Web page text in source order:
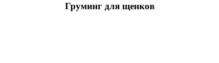
Груминг для щенков